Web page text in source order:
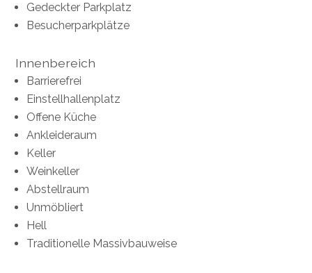
Gedeckter Parkplatz
Besucherparkplätze
Innenbereich
Barrierefrei
Einstellhallenplatz
Offene Küche
Ankleideraum
Keller
Weinkeller
Abstellraum
Unmöbliert
Hell
Traditionelle Massivbauweise